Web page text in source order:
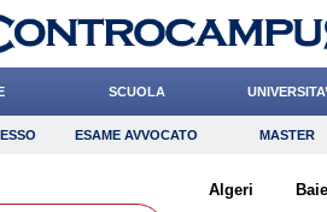
SCUOLA UNIVERSITA’
Esame Avvocato Master
Consigli
ESAME AVVOCATO MASTER
Algeri